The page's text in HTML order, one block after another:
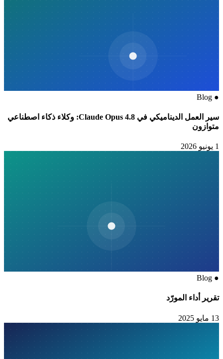
●
Blog
سير العمل الديناميكي في Claude Opus 4.8: وكلاء ذكاء اصطناعي
متوازون
●
Blog
تقرير أداء المورّد
13 مايو 2025